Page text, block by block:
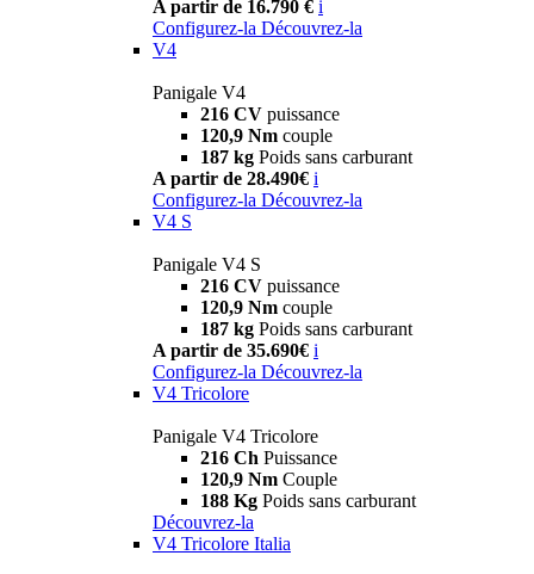
A partir de 16.790 € i
Configurez-la Découvrez-la
V4
Panigale V4
216 CV puissance
120,9 Nm couple
187 kg Poids sans carburant
A partir de 28.490€ i
Configurez-la Découvrez-la
V4 S
Panigale V4 S
216 CV puissance
120,9 Nm couple
187 kg Poids sans carburant
A partir de 35.690€ i
Configurez-la Découvrez-la
V4 Tricolore
Panigale V4 Tricolore
216 Ch Puissance
120,9 Nm Couple
188 Kg Poids sans carburant
Découvrez-la
V4 Tricolore Italia